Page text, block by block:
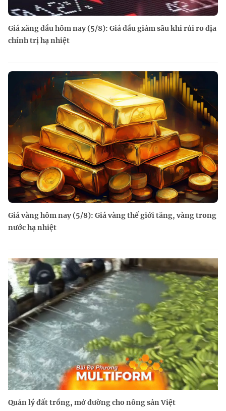
Giá xăng dầu hôm nay (5/8): Giá dầu giảm sâu khi rủi ro địa
chính trị hạ nhiệt
Giá vàng hôm nay (5/8): Giá vàng thế giới tăng, vàng trong
nước hạ nhiệt
Quản lý đất trồng, mở đường cho nông sản Việt